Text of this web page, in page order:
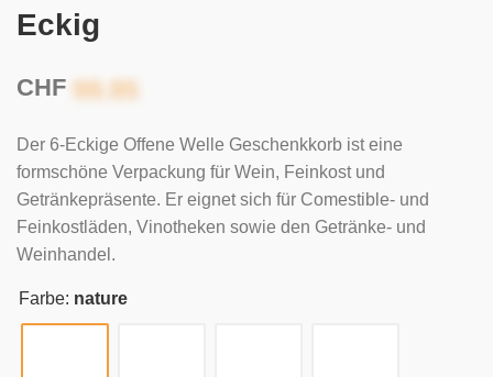
Eckig
CHF
Der 6-Eckige Offene Welle Geschenkkorb ist eine
formschöne Verpackung für Wein, Feinkost und
Getränkepräsente. Er eignet sich für Comestible- und
Feinkostläden, Vinotheken sowie den Getränke- und
Weinhandel.
Farbe: nature